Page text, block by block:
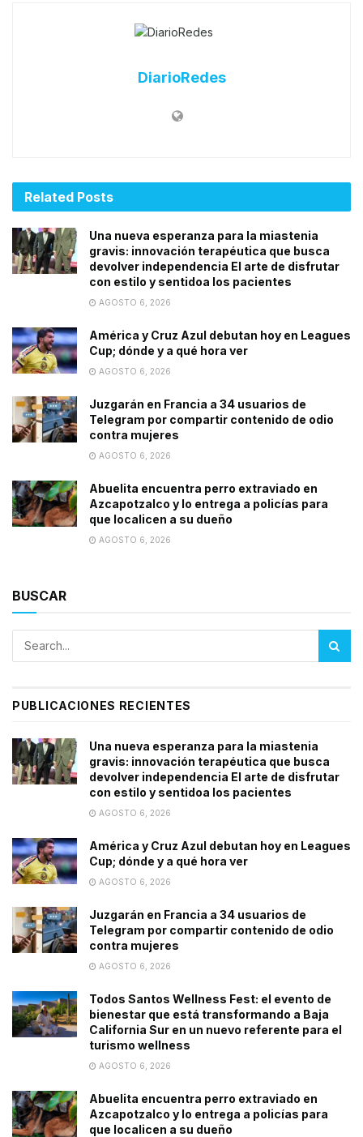
DiarioRedes
Related Posts
Una nueva esperanza para la miastenia
gravis: innovación terapéutica que busca
devolver independencia El arte de disfrutar
con estilo y sentidoa los pacientes
AGOSTO 6, 2026
América y Cruz Azul debutan hoy en Leagues
Cup; dónde y a qué hora ver
AGOSTO 6, 2026
Juzgarán en Francia a 34 usuarios de
Telegram por compartir contenido de odio
contra mujeres
AGOSTO 6, 2026
Abuelita encuentra perro extraviado en
Azcapotzalco y lo entrega a policías para
que localicen a su dueño
AGOSTO 6, 2026
BUSCAR
PUBLICACIONES RECIENTES
Una nueva esperanza para la miastenia
gravis: innovación terapéutica que busca
devolver independencia El arte de disfrutar
con estilo y sentidoa los pacientes
AGOSTO 6, 2026
América y Cruz Azul debutan hoy en Leagues
Cup; dónde y a qué hora ver
AGOSTO 6, 2026
Juzgarán en Francia a 34 usuarios de
Telegram por compartir contenido de odio
contra mujeres
AGOSTO 6, 2026
Todos Santos Wellness Fest: el evento de
bienestar que está transformando a Baja
California Sur en un nuevo referente para el
turismo wellness
AGOSTO 6, 2026
Abuelita encuentra perro extraviado en
Azcapotzalco y lo entrega a policías para
que localicen a su dueño